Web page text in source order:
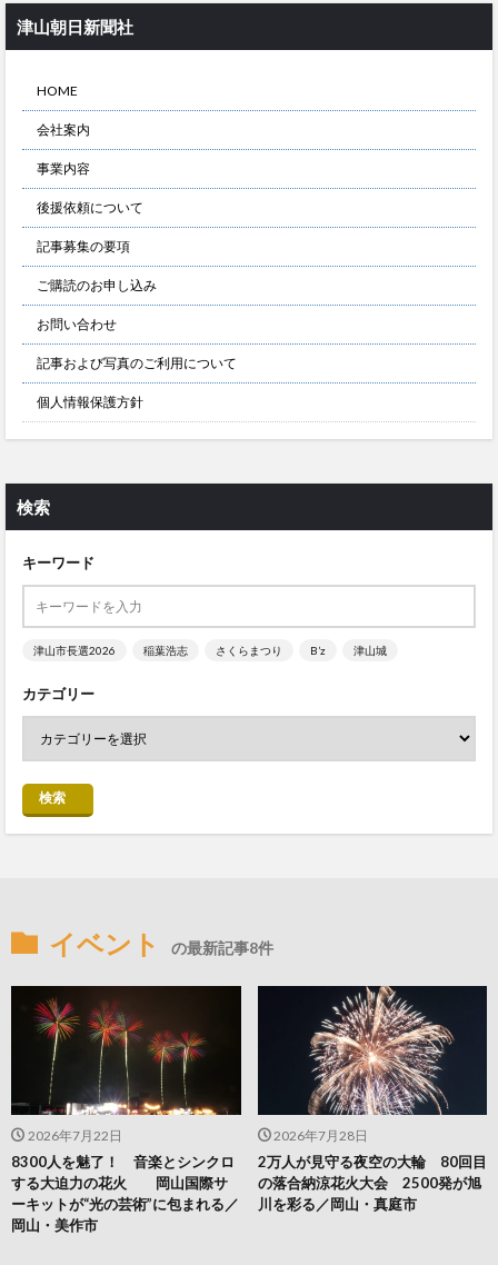
津山朝日新聞社
HOME
会社案内
事業内容
後援依頼について
記事募集の要項
ご購読のお申し込み
お問い合わせ
記事および写真のご利用について
個人情報保護方針
検索
キーワード
津山市長選2026 稲葉浩志 さくらまつり B’z 津山城
カテゴリー
検索
イベント の最新記事8件
2026年7月28日
2万人が見守る夜空の大輪 80回目
の落合納涼花火大会 2500発が旭
川を彩る／岡山・真庭市
2026年7月22日
8300人を魅了！ 音楽とシンクロ
する大迫力の花火 岡山国際サ
ーキットが“光の芸術”に包まれる／
岡山・美作市